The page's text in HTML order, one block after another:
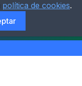
política de cookies.